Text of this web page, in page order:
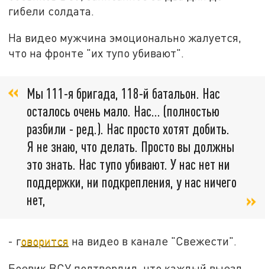
гибели солдата.
На видео мужчина эмоционально жалуется,
что на фронте "их тупо убивают".
Мы 111-я бригада, 118-й батальон. Нас
осталось очень мало. Нас... (полностью
разбили - ред.). Нас просто хотят добить.
Я не знаю, что делать. Просто вы должны
это знать. Нас тупо убивают. У нас нет ни
поддержки, ни подкрепления, у нас ничего
нет,
- говорится на видео в канале "Свежести".